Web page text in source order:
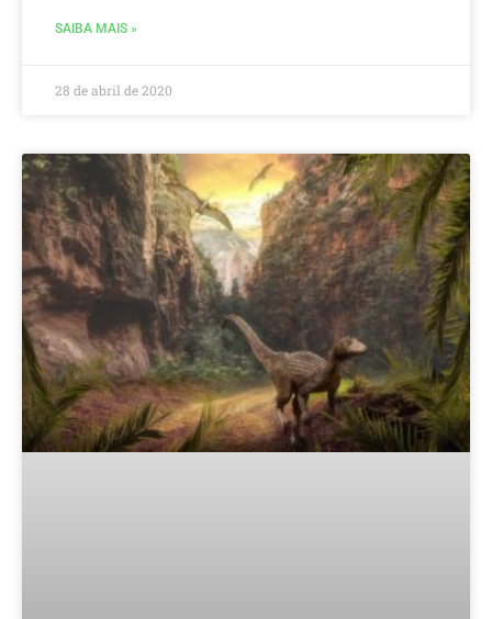
SAIBA MAIS »
28 de abril de 2020